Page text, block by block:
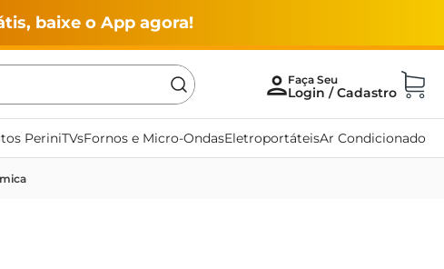
baixe o App agora!
PeriniTVsFornos e Micro-OndasEletroportáteisAr Condicionado